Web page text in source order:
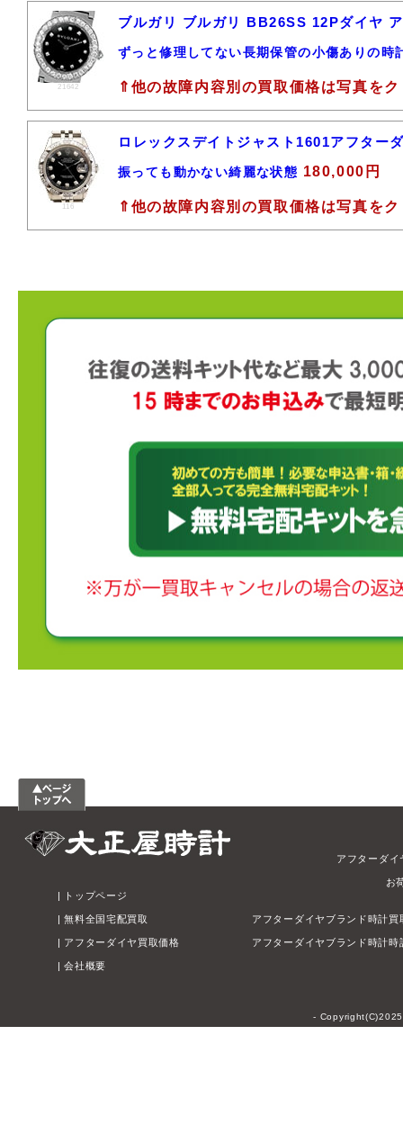
21642
ブルガリ ブルガリ BB26SS 12Pダイヤ
ずっと修理してない長期保管の小傷ありの時
⇑他の故障内容別の買取価格は写真を
116
ロレックスデイトジャスト1601アフター
振っても動かない綺麗な状態 180,000円
⇑他の故障内容別の買取価格は写真を
トップページ
|無料全国宅配買取
アフターダイヤ買取価格
|会社概要
アフターダイ
お
アフターダイヤブランド時計買
アフターダイヤブランド時計時
-